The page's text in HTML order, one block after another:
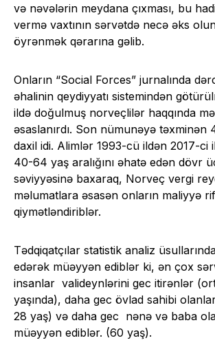
və nəvələrin meydana çıxması, bu
vermə vaxtının sərvətdə necə əks
öyrənmək qərarına gəlib.
Onların “Social Forces” jurnalında
əhalinin qeydiyyatı sistemindən
ildə doğulmuş norveçlilər haqqında
əsaslanırdı. Son nümunəyə təxminən
daxil idi. Alimlər 1993-cü ildən 2017-ci
40-64 yaş aralığını əhatə edən dövr
səviyyəsinə baxaraq, Norveç vergi
məlumatlara əsasən onların maliyyə
qiymətləndiriblər.
Tədqiqatçılar statistik analiz
edərək müəyyən ediblər ki, ən çox
insanlar valideynlərini gec itirənlər
yaşında), daha gec övlad sahibi
28 yaş) və daha gec nənə və baba
müəyyən ediblər. (60 yaş).